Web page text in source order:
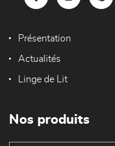
Présentation
Actualités
Linge de Lit
Nos produits